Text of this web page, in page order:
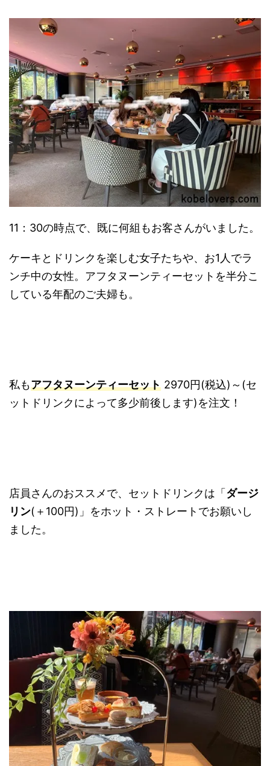
11：30の時点で、既に何組もお客さんがいました。
ケーキとドリンクを楽しむ女子たちや、お1人でラ
ンチ中の女性。アフタヌーンティーセットを半分こ
している年配のご夫婦も。
私もアフタヌーンティーセット 2970円(税込)～(セ
ットドリンクによって多少前後します)を注文！
店員さんのおススメで、セットドリンクは「 ダージ
リン(＋100円)」をホット・ストレートでお願いし
ました。